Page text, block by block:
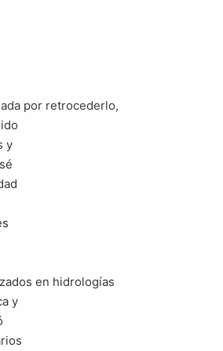
por retrocederlo,
y
en hidrologías
y